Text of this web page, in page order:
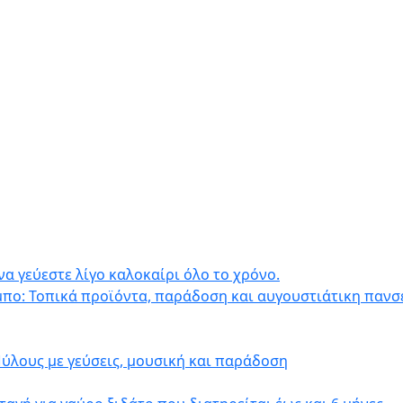
γεύεστε λίγο καλοκαίρι όλο το χρόνο.
Τοπικά προϊόντα, παράδοση και αυγουστιάτικη
με γεύσεις, μουσική και παράδοση